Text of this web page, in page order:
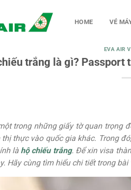
HOME VÉ
EVA AIR
trắng là gì? Passport
trong những giấy tờ quan trọng
thị thực vào quốc gia khác. Trong
là hộ chiếu trắng. Để xin visa
Hãy cùng tìm hiểu chi tiết trong bài